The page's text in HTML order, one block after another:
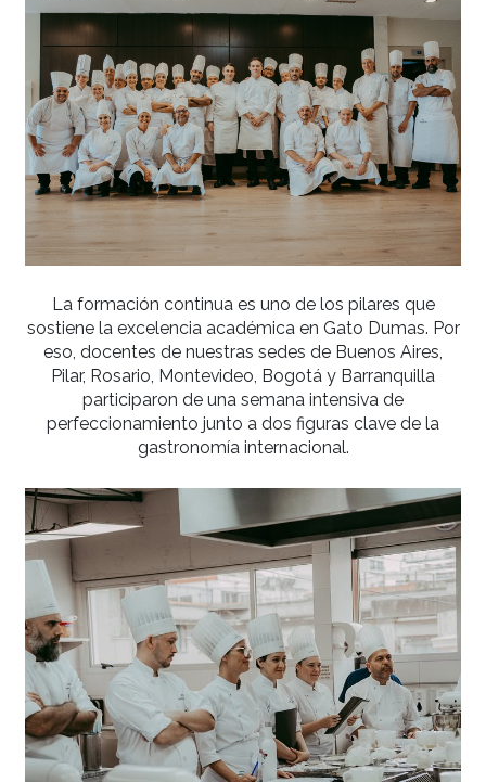
La formación continua es uno de los pilares
sostiene la excelencia académica en Gato
eso, docentes de nuestras sedes de Buenos
Pilar, Rosario, Montevideo, Bogotá y
participaron de una semana intensiva de
perfeccionamiento junto a dos figuras clave
gastronomía internacional.